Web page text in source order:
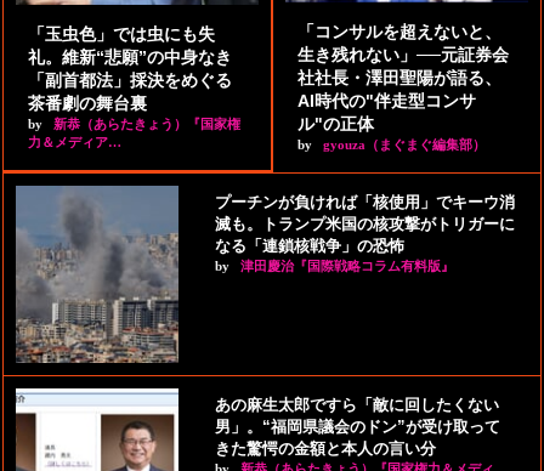
「玉虫色」では虫にも失
礼。維新“悲願”の中身なき
「副首都法」採決をめぐる
茶番劇の舞台裏
by
新恭（あらたきょう）『国家権
力＆メディア…
「コンサルを超えないと、
生き残れない」──元証券会
社社長・澤田聖陽が語る、
AI時代の"伴走型コンサ
ル"の正体
by gyouza（まぐまぐ編集部）
プーチンが負ければ「核使用」でキーウ消
滅も。トランプ米国の核攻撃がトリガーに
なる「連鎖核戦争」の恐怖
by 津田慶治『国際戦略コラム有料版』
あの麻生太郎ですら「敵に回したくない
男」。“福岡県議会のドン”が受け取って
きた驚愕の金額と本人の言い分